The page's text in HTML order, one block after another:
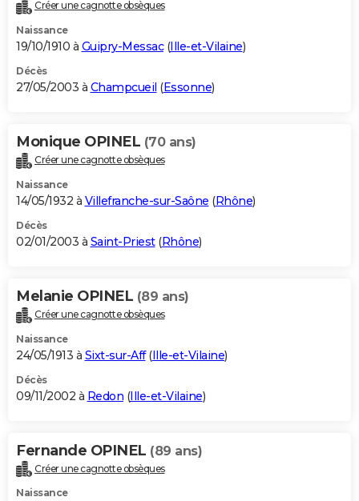
Créer une cagnotte obsèques
Naissance
19/10/1910 à Guipry-Messac(Ille-et-Vilaine)
Décès
27/05/2003 à Champcueil (Essonne)
Monique OPINEL (70 ans)
Créer une cagnotte obsèques
Naissance
14/05/1932 à Villefranche-sur-Saône (Rhône)
Décès
02/01/2003 à Saint-Priest(Rhône)
Melanie OPINEL (89 ans)
Créer une cagnotte obsèques
Naissance
24/05/1913 à Sixt-sur-Aff(Ille-et-Vilaine)
Décès
09/11/2002 à Redon (Ille-et-Vilaine)
Fernande OPINEL (89 ans)
Créer une cagnotte obsèques
Naissance